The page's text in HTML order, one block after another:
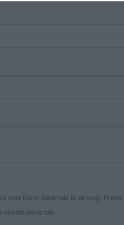
vom folosi datele tale în alt scop. Pentru
datele tale.